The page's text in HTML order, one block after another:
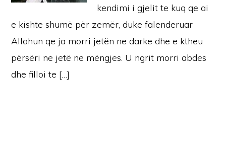
kendimi i gjelit te kuq qe ai
e kishte shumë për zemër, duke falenderuar
Allahun qe ja morri jetën ne darke dhe e ktheu
përsëri ne jetë ne mëngjes. U ngrit morri abdes
dhe filloi te […]